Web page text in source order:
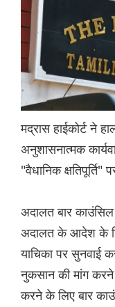
मद्रास हाईकोर्ट ने
अनुशासनात्मक
"वैधानिक क्षतिपूर्ति"
अदालत बार
अदालत के आदेश के
याचिका पर सुनवाई
नुकसान की मांग करने
करने के लिए बार